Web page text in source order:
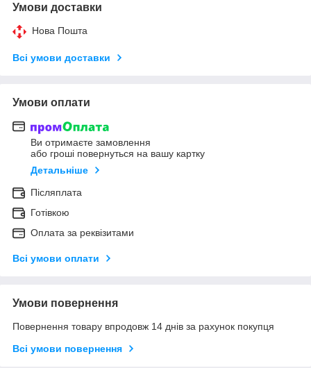
Умови доставки
Нова Пошта
Всі умови доставки
Умови оплати
Ви отримаєте замовлення
або гроші повернуться на вашу картку
Детальніше
Післяплата
Готівкою
Оплата за реквізитами
Всі умови оплати
Умови повернення
Повернення товару впродовж 14 днів за рахунок покупця
Всі умови повернення